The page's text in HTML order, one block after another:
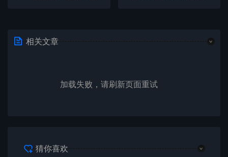
相关文章
加载失败，请刷新页面重试
猜你喜欢